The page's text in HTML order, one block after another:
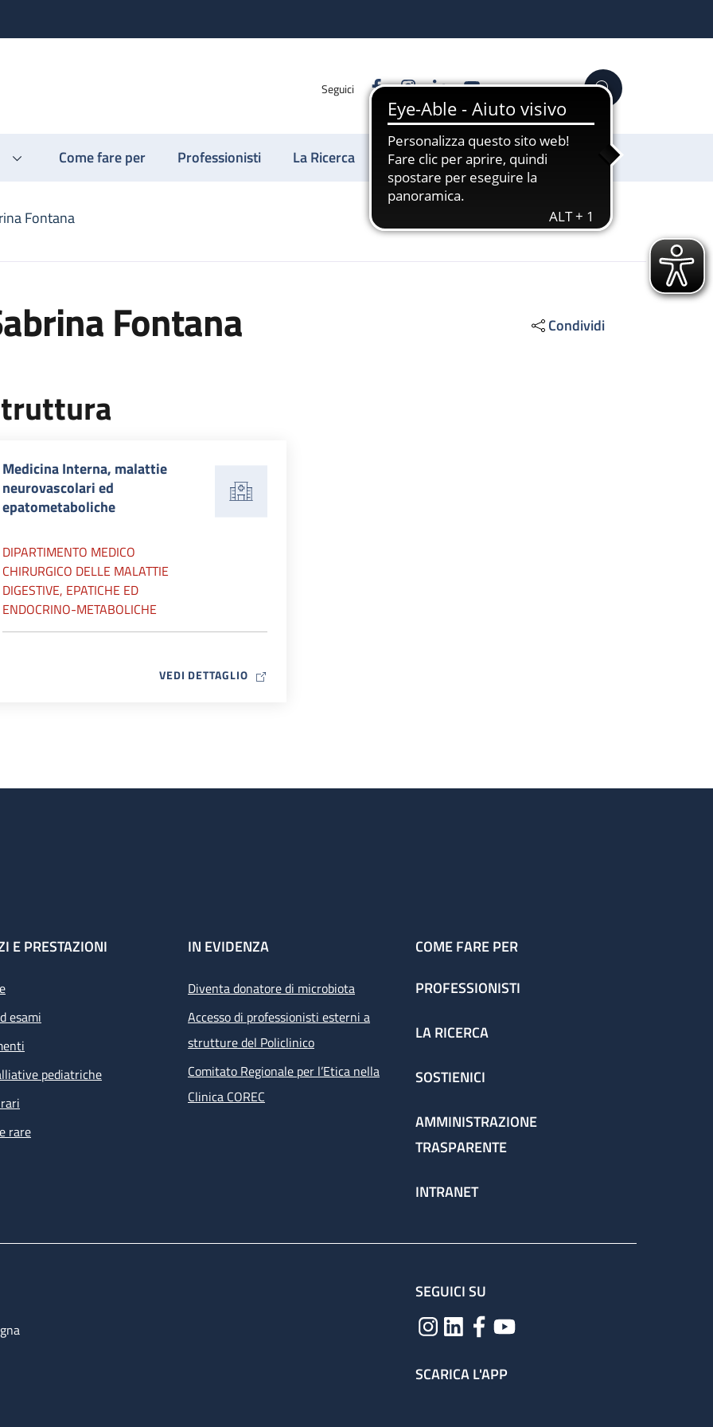
Seguici FacebookInstagram
LinkedinYouTube Cerca
Come fare per Professionisti La Ricerca Sostienici
Fontana
Fontana Condividi
Medicina Interna, malattie
neurovascolari ed
epatometaboliche
DIPARTIMENTO MEDICO
CHIRURGICO DELLE MALATTIE
DIGESTIVE, EPATICHE ED
ENDOCRINO-METABOLICHE
VEDI DETTAGLIOMAP ICON
E PRESTAZIONI
esami
pediatriche
rare
IN EVIDENZA
Diventa donatore di microbiota
Accesso di professionisti esterni a
strutture del Policlinico
Comitato Regionale per l’Etica nella
Clinica COREC
COME FARE PER
PROFESSIONISTI
LA RICERCA
SOSTIENICI
AMMINISTRAZIONE
TRASPARENTE
INTRANET
SEGUICI SU
SCARICA L'APP